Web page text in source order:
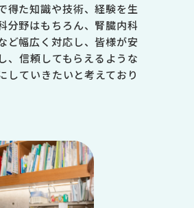
得た知識や技術、経験を生
分野はもちろん、腎臓内科
ど幅広く対応し、皆様が安
、信頼してもらえるような
していきたいと考えており